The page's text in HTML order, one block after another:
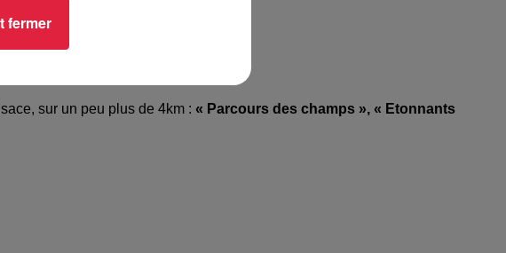
sur un peu plus de 4km : « Parcours des champs », « Etonnants
fermer